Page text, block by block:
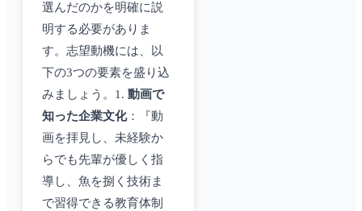
選んだのかを明確に説
明する必要がありま
す。志望動機には、以
下の3つの要素を盛り込
みましょう。1. 動画で
知った企業文化：『動
画を拝見し、未経験か
らでも先輩が優しく指
導し、魚を捌く技術ま
で習得できる教育体制